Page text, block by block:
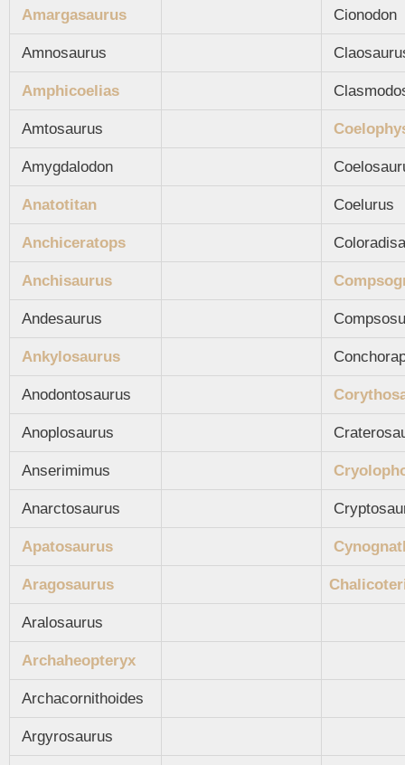
Amargasaurus Cionodon
Amnosaurus
Amphicoelias
Amtosaurus
Amygdalodon
Anatotitan Coelurus
Anchiceratops
Anchisaurus
Andesaurus
Ankylosaurus
Anodontosaurus
Anoplosaurus
Anserimimus
Anarctosaurus
Apatosaurus
Aragosaurus
Aralosaurus
Archaheopteryx
Archacornithoides
Argyrosaurus